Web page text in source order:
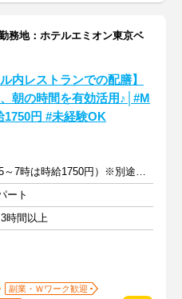
務地：ホテルエミオン東京ベ
ル内レストランでの配膳】
朝の時間を有効活用♪│#M
1750円 #未経験OK
時給1400円（5～7時は時給1750円）※別途交通費支給
ート
時間以上
副業・Ｗワーク歓迎